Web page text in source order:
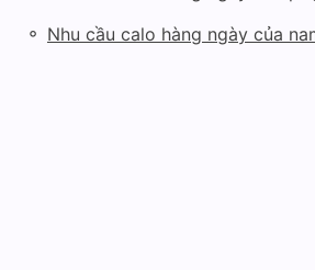
◦ Nhu cầu calo hàng ngày của